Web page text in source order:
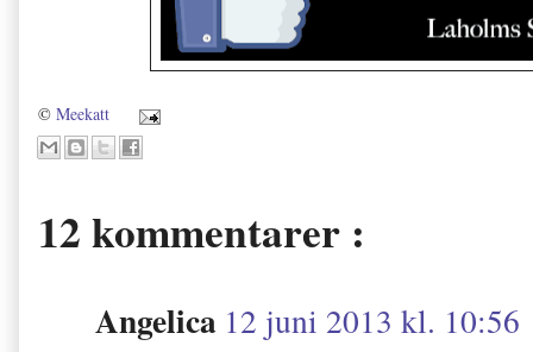
© Meekatt
12 kommentarer :
Angelica 12 juni 2013 kl. 10:56